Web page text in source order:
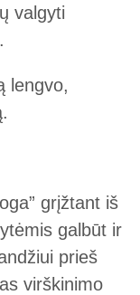
valgyti
lengvo,
grįžtant iš
galbūt ir
prieš
virškinimo